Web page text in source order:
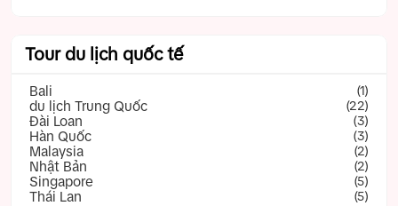
Tour du lịch quốc tế
Bali (1)
du lịch Trung Quốc (22)
Đài Loan (3)
Hàn Quốc (3)
Malaysia (2)
Nhật Bản (2)
Singapore (5)
Thái Lan (5)